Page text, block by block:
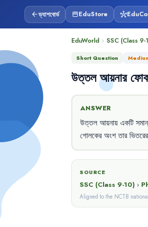
arrow_backড্যাশবোর্ড storefrontEduStore hub
EduWorld chevron_right SSC (Class 9-
Short Question
উত্তল আয়নার
ANSWER
উত্তল আয়নায় একটি
গোলকের অংশ তার ভিতরের
SOURCE
SSC (Class 9-10) ›
Aligned to the NCTB